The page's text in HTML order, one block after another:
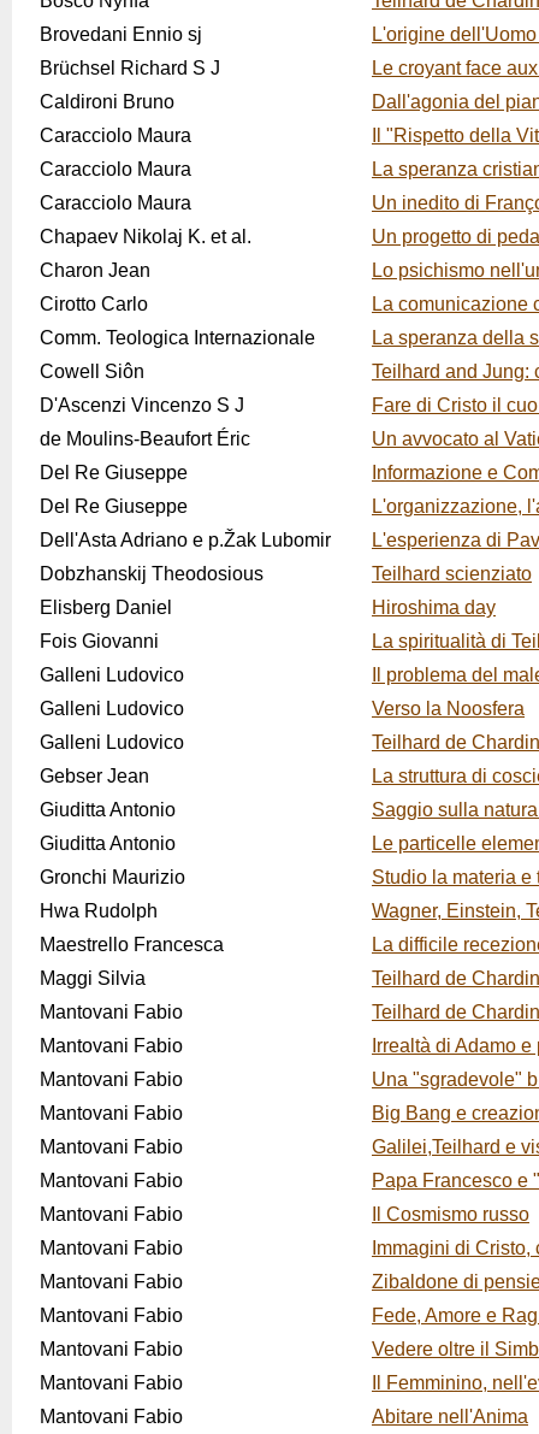
Brovedani Ennio sj
L'origine
Brüchsel Richard S J
Le croyant face
Caldironi Bruno
Dall'agonia del
Caracciolo Maura
Il "Rispetto della
Caracciolo Maura
La speranza
Caracciolo Maura
Un inedito di
Chapaev Nikolaj K. et al.
Un progetto di
Charon Jean
Lo psichismo
Cirotto Carlo
La comunicazione
Comm. Teologica Internazionale
La speranza della
Cowell Siôn
Teilhard and Jung:
D'Ascenzi Vincenzo S J
Fare di Cristo il
de Moulins-Beaufort Éric
Un avvocato al
Del Re Giuseppe
Informazione e
Del Re Giuseppe
L'organizzazione,
Dell'Asta Adriano e p.Žak Lubomir
L'esperienza di
Dobzhanskij Theodosious
Teilhard scienziato
Elisberg Daniel
Hiroshima day
Fois Giovanni
La spiritualità di
Galleni Ludovico
Il problema del
Galleni Ludovico
Verso la Noosfera
Galleni Ludovico
Teilhard de
Gebser Jean
La struttura di
Giuditta Antonio
Saggio sulla
Giuditta Antonio
Le particelle
Gronchi Maurizio
Studio la materia e
Hwa Rudolph
Wagner, Einstein,
Maestrello Francesca
La difficile
Maggi Silvia
Teilhard de
Mantovani Fabio
Teilhard de
Mantovani Fabio
Irrealtà di Adamo
Mantovani Fabio
Una "sgradevole"
Mantovani Fabio
Big Bang e
Mantovani Fabio
Galilei,Teilhard e
Mantovani Fabio
Papa Francesco e
Mantovani Fabio
Il Cosmismo russo
Mantovani Fabio
Immagini di
Mantovani Fabio
Zibaldone di
Mantovani Fabio
Fede, Amore e
Mantovani Fabio
Vedere oltre il
Mantovani Fabio
Il Femminino,
Mantovani Fabio
Abitare nell'Anima